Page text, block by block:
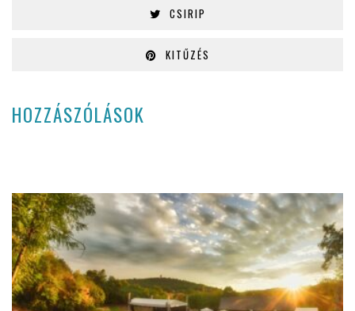
CSIRIP
KITŰZÉS
HOZZÁSZÓLÁSOK